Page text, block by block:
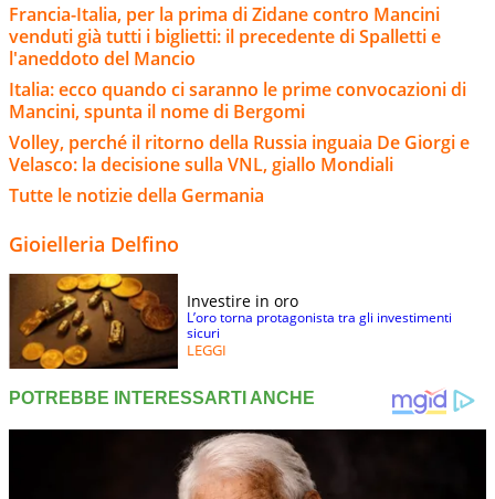
Francia-Italia, per la prima di Zidane contro Mancini
venduti già tutti i biglietti: il precedente di Spalletti e
l'aneddoto del Mancio
Italia: ecco quando ci saranno le prime convocazioni di
Mancini, spunta il nome di Bergomi
Volley, perché il ritorno della Russia inguaia De Giorgi e
Velasco: la decisione sulla VNL, giallo Mondiali
Tutte le notizie della Germania
Gioielleria Delfino
Investire in oro
L’oro torna protagonista tra gli investimenti
sicuri
LEGGI